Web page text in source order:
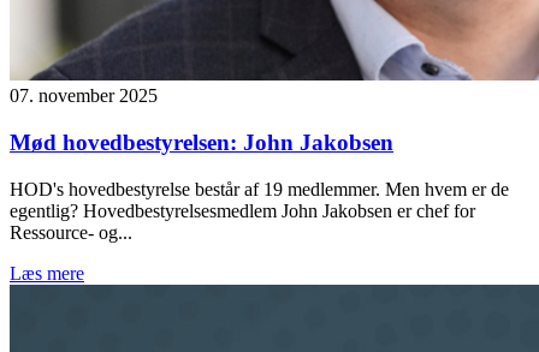
07. november 2025
Mød hovedbestyrelsen: John Jakobsen
HOD's hovedbestyrelse består af 19 medlemmer. Men hvem er de
egentlig? Hovedbestyrelsesmedlem John Jakobsen er chef for
Ressource- og...
Læs mere